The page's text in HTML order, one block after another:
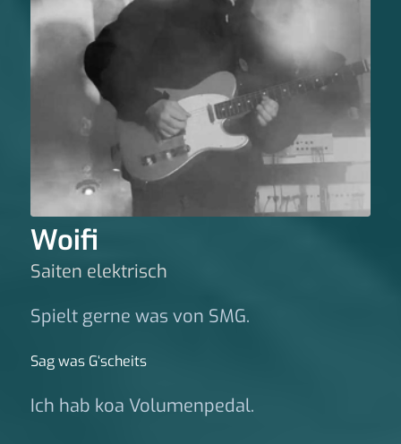
Woifi
Saiten elektrisch
Spielt gerne was von SMG.
Sag was G‘scheits
Ich hab koa Volumenpedal.